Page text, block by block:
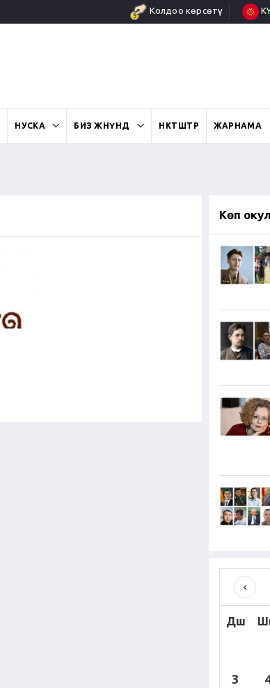
Колдоо көрсөтүү
НУСКА БИЗ ЖӨНҮНДӨ ӨНӨКТӨШТӨР ЖАРНАМА
Көп
Дш
3